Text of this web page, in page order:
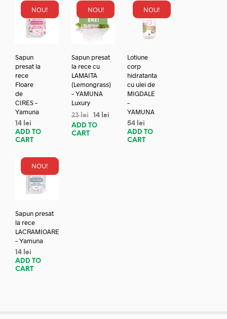
NOU!
Sapun
presat la
rece
Floare
de
CIRES –
Yamuna
14 lei
ADD TO
CART
NOU!
REDUC
ERE!
Sapun presat
la rece cu
LAMAITA
(Lemongrass)
– YAMUNA
Luxury
23lei 14 lei
ADD TO
CART
NOU!
Lotiune
corp
hidratanta
cu ulei de
MIGDALE
–
YAMUNA
54 lei
ADD TO
CART
NOU!
Sapun presat
la rece
LACRAMIOARE
– Yamuna
14 lei
ADD TO
CART